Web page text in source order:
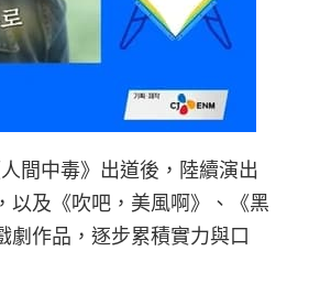
間中毒》出道後，陸續演出
以及《吹吧，美風啊》、《黑
劇作品，逐步累積實力與口